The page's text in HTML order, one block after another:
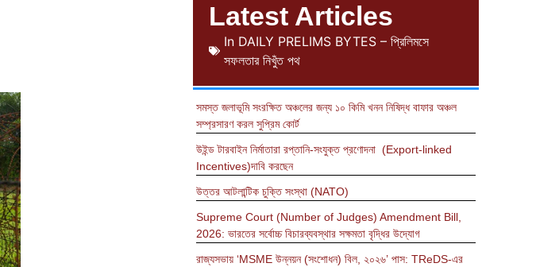
Latest Articles
In DAILY PRELIMS BYTES – প্রিলিমসে
সফলতার নিখুঁত পথ
সমস্ত জলাভূমি সংরক্ষিত অঞ্চলের জন্য ১০ কিমি খনন নিষিদ্ধ বাফার অঞ্চল
সম্প্রসারণ করল সুপ্রিম কোর্ট
উইন্ড টারবাইন নির্মাতারা রপ্তানি-সংযুক্ত প্রণোদনা (Export-linked
Incentives)দাবি করছেন
উত্তর আটলান্টিক চুক্তি সংস্থা (NATO)
Supreme Court (Number of Judges) Amendment Bill,
2026: ভারতের সর্বোচ্চ বিচারব্যবস্থার সক্ষমতা বৃদ্ধির উদ্যোগ
রাজ্যসভায় ‘MSME উন্নয়ন (সংশোধন) বিল, ২০২৬’ পাস: TReDS-এর